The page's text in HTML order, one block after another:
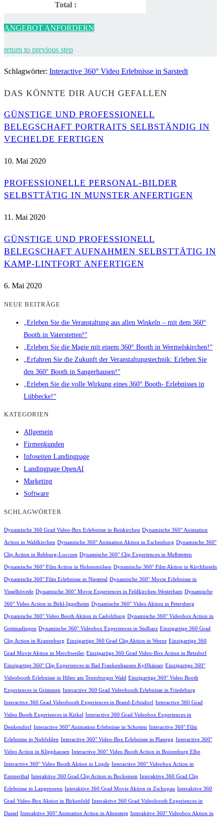
Total :
ANGEBOT ANFORDERN
return to previous step
Schlagwörter: Interactive 360° Video Erlebnisse in Sarstedt
DAS KÖNNTE DIR AUCH GEFALLEN
GÜNSTIGE UND PROFESSIONELL
BELEGSCHAFT PORTRAITS SELBSTÄNDIG IN
VECHELDE FERTIGEN
10. Mai 2020
PROFESSIONELLE PERSONAL-BILDER
SELBSTTÄTIG IN MUNSTER ANFERTIGEN
11. Mai 2020
GÜNSTIGE UND PROFESSIONELL
BELEGSCHAFT AUFNAHMEN SELBSTTÄTIG IN
KAMP-LINTFORT ANFERTIGEN
6. Mai 2020
NEUE BEITRÄGE
„Erleben Sie die Veranstaltung aus allen Winkeln – mit dem 360°
Booth in Vaterstetten!“
„Erleben Sie die Magie mit einem 360° Booth in Wermelskirchen!“
„Erfahren Sie die Zukunft der Veranstaltungstechnik: Erleben Sie
den 360° Booth in Sangerhausen!“
„Erleben Sie die volle Wirkung eines 360° Booth- Erlebnisses in
Lübbecke!“
KATEGORIEN
Allgemein
Firmenkunden
Infoseiten Landingpage
Landingpage OpenAI
Marketing
Software
SCHLAGWÖRTER
Dynamische 360 Grad Video-Box Erlebnisse in Reiskirchen Dynamische 360° Animation
Action in Waldkirchen Dynamische 360° Animation Aktion in Eschenburg Dynamische 360°
Clip Action in Rehburg-Loccum Dynamische 360° Clip Experiences in Meßstetten
Dynamische 360° Film Action in Hohenmölsen Dynamische 360° Film Aktion in Kirchlinteln
Dynamische 360° Film Erlebnisse in Niestetal Dynamische 360° Movie Erlebnisse in
Visselhövede Dynamische 360° Movie Experiences in Feldkirchen-Westerham Dynamische
360° Video Action in Böhl-Iggelheim Dynamische 360° Video Aktion in Petersberg
Dynamische 360° Video Booth Aktion in Cadolzburg Dynamische 360° Videobox Action in
Gottmadingen Dynamische 360° Videobox Experiences in Südharz Einzigartige 360 Grad
Clip Action in Kranenburg Einzigartige 360 Grad Clip Aktion in Weeze Einzigartige 360
Grad Movie Aktion in Merchweiler Einzigartige 360 Grad Video-Box Action in Betzdorf
Einzigartige 360° Clip Experiences in Bad Frankenhausen Kyffhäuser Einzigartige 360°
Videobooth Erlebnisse in Hilter am Teutoburger Wald Einzigartige 360° Video Booth
Experiences in Grimmen Interactive 360 Grad Videobooth Erlebnisse in Friedeburg
Interactive 360 Grad Videobooth Experiences in Brand-Erbisdorf Interactive 360 Grad
Video Booth Experiences in Kirkel Interactive 360 Grad Videobox Experiences in
Denkendorf Interactive 360° Animation Erlebnisse in Schotten Interactive 360° Film
Erlebnisse in Nohfelden Interactive 360° Video-Box Erlebnisse in Planegg Interactive 360°
Video Action in Klipphausen Interactive 360° Video Booth Action in Boizenburg Elbe
Interactive 360° Video Booth Aktion in Lügde Interactive 360° Videobox Action in
Emmerthal Interaktive 360 Grad Clip Action in Bockenem Interaktive 360 Grad Clip
Erlebnisse in Langenzenn Interaktive 360 Grad Movie Aktion in Zschopau Interaktive 360
Grad Video-Box Aktion in Birkenfeld Interaktive 360 Grad Videobooth Experiences in
Dassel Interaktive 360° Animation Action in Altensteig Interaktive 360° Videobox Aktion in